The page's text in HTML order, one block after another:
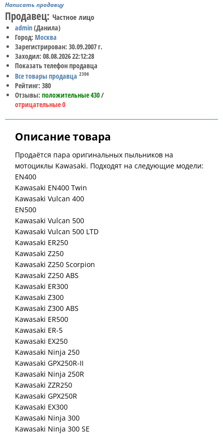
Написать продавцу
Продавец: Частное лицо
admin(Данила)
Город: Москва
Зарегистрирован: 30.09.2007 г.
Заходил: 08.08.2026 22:12:28
Показать телефон продавца
Все товары продавца 2306
Рейтинг: 380
Отзывы: положительные 430/
отрицательные 0
Описание товара
Продаётся пара оригинальных пыльников на
мотоциклы Kawasaki. Подходят на следующие модели:
EN400
Kawasaki EN400 Twin
Kawasaki Vulcan 400
EN500
Kawasaki Vulcan 500
Kawasaki Vulcan 500 LTD
Kawasaki ER250
Kawasaki Z250
Kawasaki Z250 Scorpion
Kawasaki Z250 ABS
Kawasaki ER300
Kawasaki Z300
Kawasaki Z300 ABS
Kawasaki ER500
Kawasaki ER-5
Kawasaki EX250
Kawasaki Ninja 250
Kawasaki GPX250R-II
Kawasaki Ninja 250R
Kawasaki ZZR250
Kawasaki GPX250R
Kawasaki EX300
Kawasaki Ninja 300
Kawasaki Ninja 300 SE